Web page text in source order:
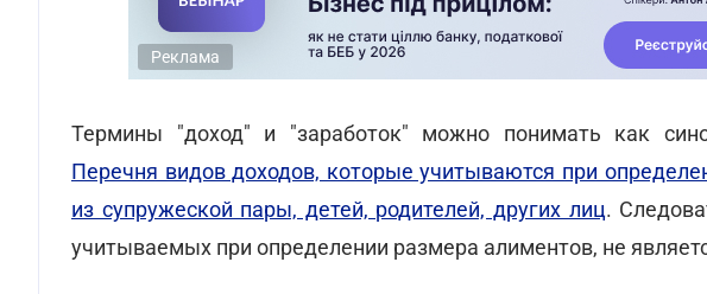
Реклама
Термины "доход" и "заработок" можно понимать как
Перечня видов доходов, которые учитываются при
из супружеской пары, детей, родителей, других лиц.
учитываемых при определении размера алиментов, не